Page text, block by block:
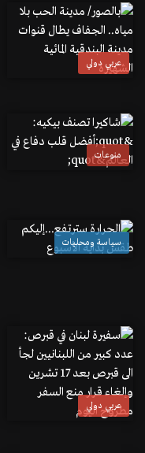
عربي دولي
منوعات
سياسة ومحليات
عربي دولي